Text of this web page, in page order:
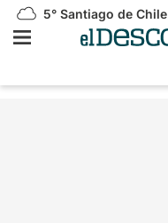
5° Santiago de Chile